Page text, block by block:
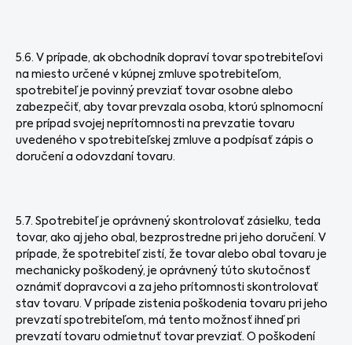
5.6. V prípade, ak obchodník dopraví tovar spotrebiteľovi
na miesto určené v kúpnej zmluve spotrebiteľom,
spotrebiteľ je povinný prevziať tovar osobne alebo
zabezpečiť, aby tovar prevzala osoba, ktorú splnomocní
pre prípad svojej neprítomnosti na prevzatie tovaru
uvedeného v spotrebiteľskej zmluve a podpísať zápis o
doručení a odovzdaní tovaru.
5.7. Spotrebiteľ je oprávnený skontrolovať zásielku, teda
tovar, ako aj jeho obal, bezprostredne pri jeho doručení. V
prípade, že spotrebiteľ zistí, že tovar alebo obal tovaru je
mechanicky poškodený, je oprávnený túto skutočnosť
oznámiť dopravcovi a za jeho prítomnosti skontrolovať
stav tovaru. V prípade zistenia poškodenia tovaru pri jeho
prevzatí spotrebiteľom, má tento možnosť ihneď pri
prevzatí tovaru odmietnuť tovar prevziať. O poškodení